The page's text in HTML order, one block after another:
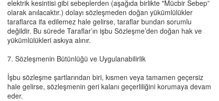
elektrik kesintisi gibi sebeplerden (aşağıda birlikte "Mücbir Sebep”
olarak anılacaktır.) dolayı sözleşmeden doğan yükümlülükler
taraflarca ifa edilemez hale gelirse, taraflar bundan sorumlu
değildir. Bu sürede Taraflar’ın işbu Sözleşme’den doğan hak ve
yükümlülükleri askıya alınır.
7. Sözleşmenin Bütünlüğü ve Uygulanabilirlik
İşbu sözleşme şartlarından biri, kısmen veya tamamen geçersiz
hale gelirse, sözleşmenin geri kalanı geçerliliğini korumaya devam
eder.